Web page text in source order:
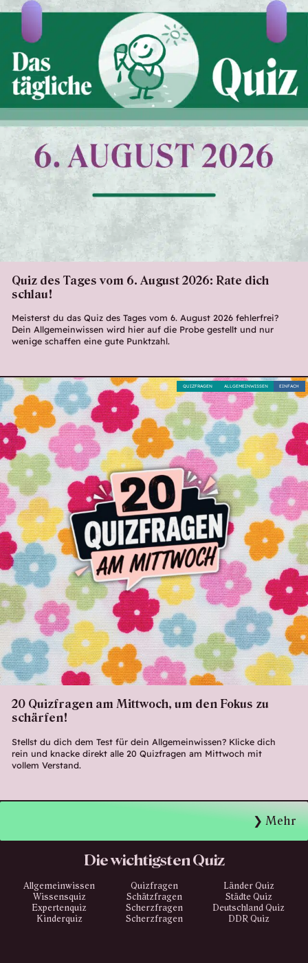
Quiz des Tages vom 6. August 2026: Rate dich
schlau!
Meisterst du das Quiz des Tages vom 6. August 2026 fehlerfrei?
Dein Allgemeinwissen wird hier auf die Probe gestellt und nur
wenige schaffen eine gute Punktzahl.
20 Quizfragen am Mittwoch, um den Fokus zu
schärfen!
Stellst du dich dem Test für dein Allgemeinwissen? Klicke dich
rein und knacke direkt alle 20 Quizfragen am Mittwoch mit
vollem Verstand.
EINFACH
ALLGEMEINWISSEN
QUIZFRAGEN
Mehr
Die wichtigsten Quiz
Allgemeinwissen Quizfragen
Länder Quiz
Wissensquiz
Schätzfragen
Städte Quiz
Expertenquiz
Scherzfragen
Deutschland Quiz
Kinderquiz
Scherzfragen DDR Quiz